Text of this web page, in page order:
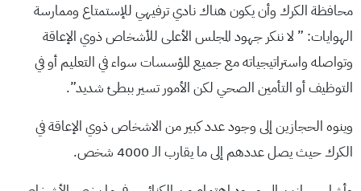
محافظة الكرك وأن يكون هناك نادي ترفيهي للإستمتاع وممارسة
الهوايات: ” لا ننكر جهود المجلس الأعلى للأشخاص ذوي الإعاقة
وتواصله واستراتيجياته مع جميع المؤسسات سواء في التعليم أو في
التوظيف أو التأمين الصحي لكن الأمور تسير ببطئ شديد”.
وينوه الحجازين إلى وجود عدد كبير من الاشخاص ذوي الإعاقة في
الكرك حيث يصل عددهم إلى ما يقارب الـ 4000 شخص.